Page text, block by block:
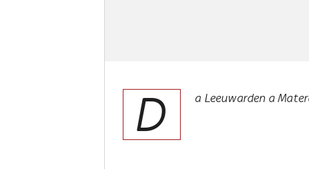
D a Leeuwarden a